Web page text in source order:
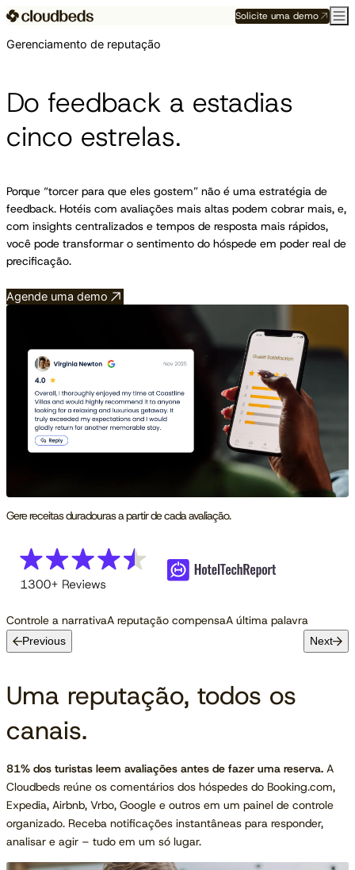
Solicite uma demo
Gerenciamento de reputação
Do feedback a estadias
cinco estrelas.
Porque “torcer para que eles gostem” não é uma estratégia de
feedback. Hotéis com avaliações mais altas podem cobrar mais, e,
com insights centralizados e tempos de resposta mais rápidos,
você pode transformar o sentimento do hóspede em poder real de
precificação.
Agende uma demo
Gere receitas duradouras a partir de cada avaliação.
Controle a narrativaA reputação compensaA última palavra
Previous Next
Uma reputação, todos os
canais.
81% dos turistas leem avaliações antes de fazer uma reserva. A
Cloudbeds reúne os comentários dos hóspedes do Booking.com,
Expedia, Airbnb, Vrbo, Google e outros em um painel de controle
organizado. Receba notificações instantâneas para responder,
analisar e agir – tudo em um só lugar.
Um ponto a mais nas pontuações das avaliações pode significar
89% dos hóspedes dizem que respostas atenciosas melhoram a
impressão deles sobre sua propriedade.